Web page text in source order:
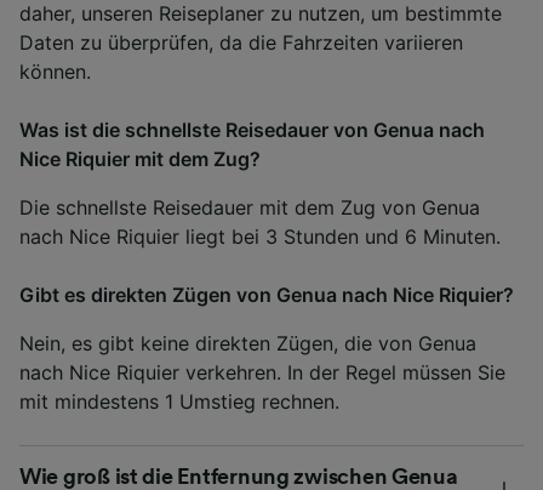
daher, unseren Reiseplaner zu nutzen, um bestimmte
Daten zu überprüfen, da die Fahrzeiten variieren
können.
Was ist die schnellste Reisedauer von Genua nach
Nice Riquier mit dem Zug?
Die schnellste Reisedauer mit dem Zug von Genua
nach Nice Riquier liegt bei 3 Stunden und 6 Minuten.
Gibt es direkten Zügen von Genua nach Nice Riquier?
Nein, es gibt keine direkten Zügen, die von Genua
nach Nice Riquier verkehren. In der Regel müssen Sie
mit mindestens 1 Umstieg rechnen.
Wie groß ist die Entfernung zwischen Genua